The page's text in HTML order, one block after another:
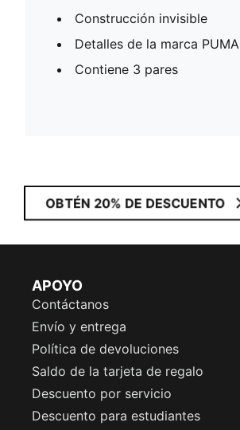
Construcción invisible
Detalles de la marca PUMA
Contiene 3 pares
OBTÉN 20% DE DESCUENTO
APOYO
Contáctanos
Envío y entrega
Política de devoluciones
Saldo de la tarjeta de regalo
Descuento por servicio
Descuento para estudiantes